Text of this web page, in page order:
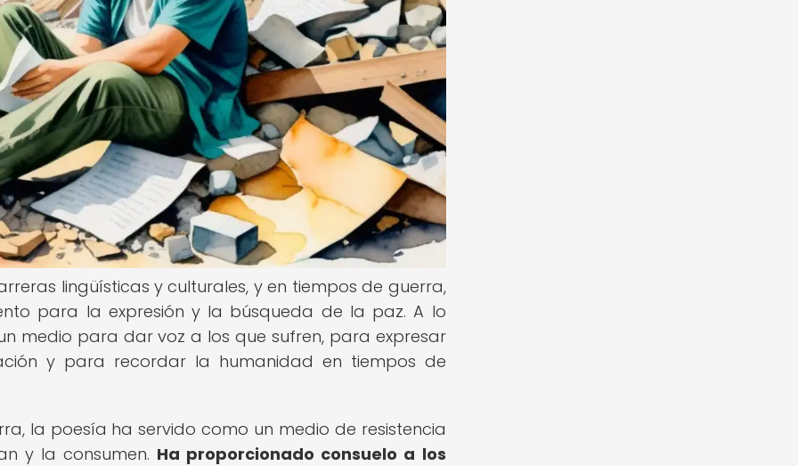
lingüísticas y culturales, y en tiempos de guerra,
para la expresión y la búsqueda de la paz. A lo
medio para dar voz a los que sufren, para expresar
y para recordar la humanidad en tiempos de
la poesía ha servido como un medio de resistencia
y la consumen. Ha proporcionado consuelo a los